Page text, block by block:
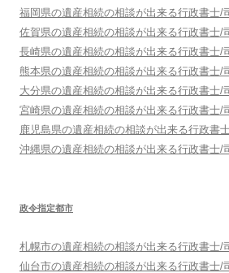
福岡県の遺産相続の相談が出来る行政書士/
佐賀県の遺産相続の相談が出来る行政書士/
長崎県の遺産相続の相談が出来る行政書士/
熊本県の遺産相続の相談が出来る行政書士/
大分県の遺産相続の相談が出来る行政書士/
宮崎県の遺産相続の相談が出来る行政書士/
鹿児島県の遺産相続の相談が出来る行政書
沖縄県の遺産相続の相談が出来る行政書士/
政令指定都市
札幌市の遺産相続の相談が出来る行政書士/
仙台市の遺産相続の相談が出来る行政書士/